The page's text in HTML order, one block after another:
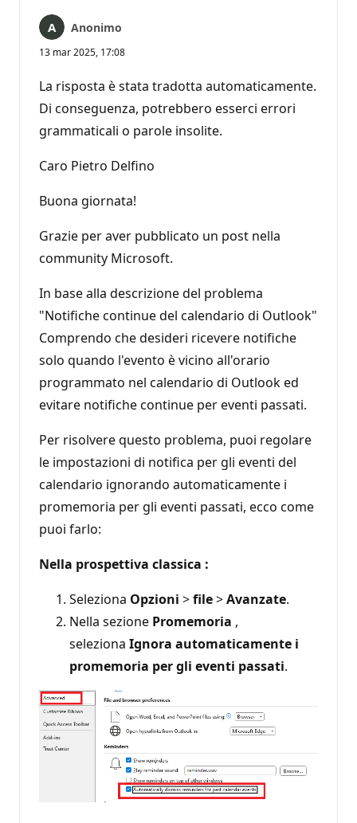
Anonimo
13 mar 2025, 17:08
La risposta è stata tradotta automaticamente.
Di conseguenza, potrebbero esserci errori
grammaticali o parole insolite.
Caro Pietro Delfino
Buona giornata!
Grazie per aver pubblicato un post nella
community Microsoft.
In base alla descrizione del problema
"Notifiche continue del calendario di Outlook"
Comprendo che desideri ricevere notifiche
solo quando l'evento è vicino all'orario
programmato nel calendario di Outlook ed
evitare notifiche continue per eventi passati.
Per risolvere questo problema, puoi regolare
le impostazioni di notifica per gli eventi del
calendario ignorando automaticamente i
promemoria per gli eventi passati, ecco come
puoi farlo:
Nella prospettiva classica :
Seleziona Opzioni >file>Avanzate.
Nella sezione Promemoria ,
seleziona Ignora automaticamente i
promemoria per gli eventi passati.